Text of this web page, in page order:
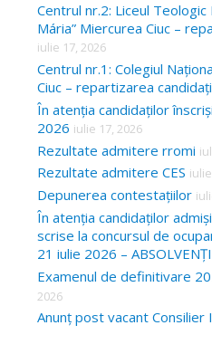
Centrul nr.2: Liceul
Mária” Miercurea Ciuc –
iulie 17, 2026
Centrul nr.1: Colegiul
Ciuc – repartizarea
În atenția candidaților
2026 iulie 17, 2026
Rezultate admitere rromi
Rezultate admitere CES
Depunerea contestațiilor
În atenția candidaților
scrise la concursul de
21 iulie 2026 –
Examenul de definitivare
2026
Anunț post vacant Consilier